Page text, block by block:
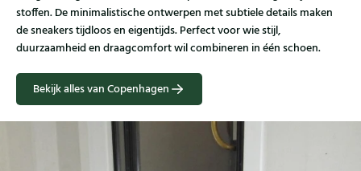
stoffen. De minimalistische ontwerpen met subtiele details maken
de sneakers tijdloos en eigentijds. Perfect voor wie stijl,
duurzaamheid en draagcomfort wil combineren in één schoen.
Bekijk alles van Copenhagen